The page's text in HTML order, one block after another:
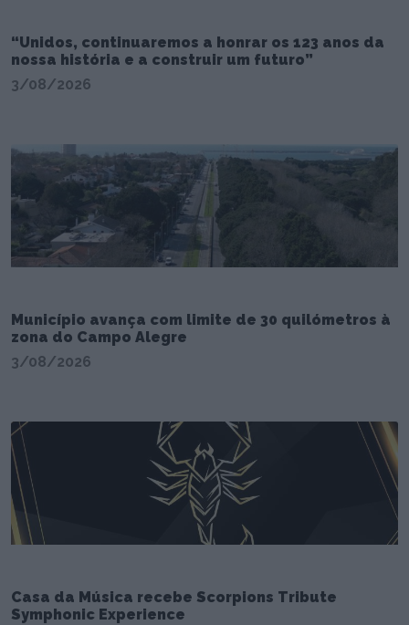
“Unidos, continuaremos a honrar os 123 anos da
nossa história e a construir um futuro”
3/08/2026
Município avança com limite de 30 quilómetros à
zona do Campo Alegre
3/08/2026
Casa da Música recebe Scorpions Tribute
Symphonic Experience